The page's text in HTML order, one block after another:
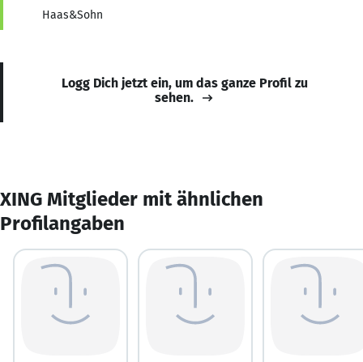
Haas&Sohn
Logg Dich jetzt ein, um das ganze Profil zu
sehen.
XING Mitglieder mit ähnlichen
Profilangaben